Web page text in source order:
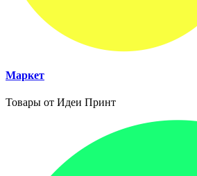
Маркет
Товары от Идеи Принт